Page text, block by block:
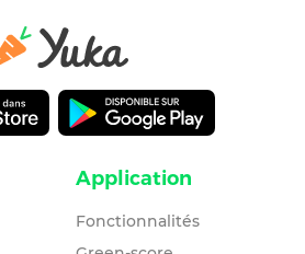
Application
Fonctionnalités